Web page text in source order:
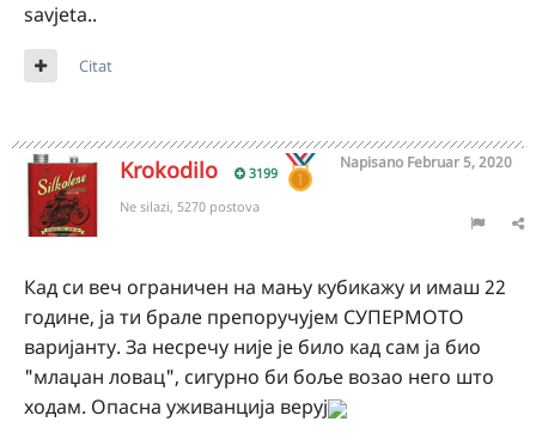
savjeta..
Citat
Krokodilo 3199
Napisano Februar 5, 2020
Ne silazi, 5270 postova
Кад си веч ограничен на мању кубикажу и имаш 22
године, ја ти брале препоручујем СУПЕРМОТО
варијанту. За несречу није је било кад сам ја био
"млаџан ловац", сигурно би боље возао него што
ходам. Опасна уживанција веруј